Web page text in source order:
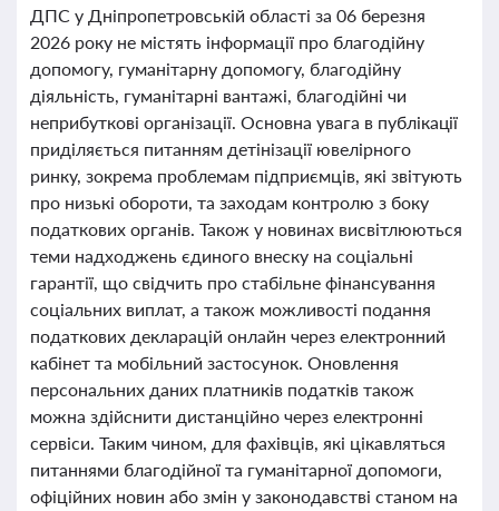
ДПС у Дніпропетровській області за 06 березня
2026 року не містять інформації про благодійну
допомогу, гуманітарну допомогу, благодійну
діяльність, гуманітарні вантажі, благодійні чи
неприбуткові організації. Основна увага в публікації
приділяється питанням детінізації ювелірного
ринку, зокрема проблемам підприємців, які звітують
про низькі обороти, та заходам контролю з боку
податкових органів. Також у новинах висвітлюються
теми надходжень єдиного внеску на соціальні
гарантії, що свідчить про стабільне фінансування
соціальних виплат, а також можливості подання
податкових декларацій онлайн через електронний
кабінет та мобільний застосунок. Оновлення
персональних даних платників податків також
можна здійснити дистанційно через електронні
сервіси. Таким чином, для фахівців, які цікавляться
питаннями благодійної та гуманітарної допомоги,
офіційних новин або змін у законодавстві станом на